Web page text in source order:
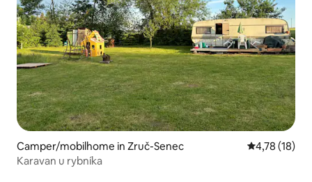
Camper/mobilhome in Zruč-Senec Gemiddelde
4,78 (18)
Karavan u rybníka